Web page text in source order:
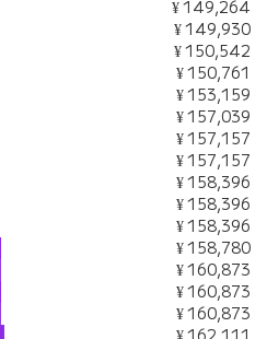
¥ 149,264
¥ 149,930
¥ 150,542
¥ 150,761
¥ 153,159
¥ 157,039
¥ 157,157
¥ 157,157
¥ 158,396
¥ 158,396
¥ 158,396
¥ 158,780
¥ 160,873
¥ 160,873
¥ 160,873